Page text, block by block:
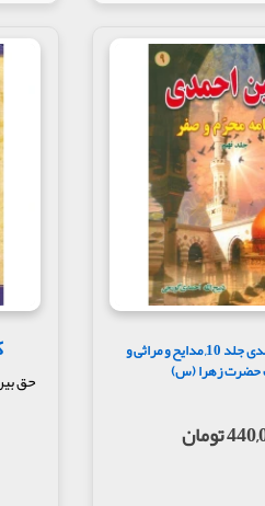
کتاب گلچین احمدی جلد 10, مدایح و مراثی و
حضرت زهرا (س)
تومان
حق